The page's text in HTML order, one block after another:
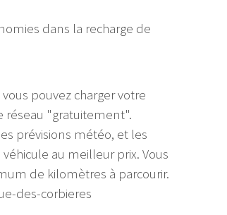
dans la recharge de
pouvez charger votre
réseau "gratuitement".
prévisions météo, et les
au meilleur prix. Vous
de kilomètres à parcourir.